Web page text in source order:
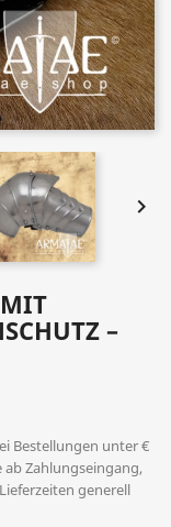

–
Bestellungen unter €
ab Zahlungseingang,
generell